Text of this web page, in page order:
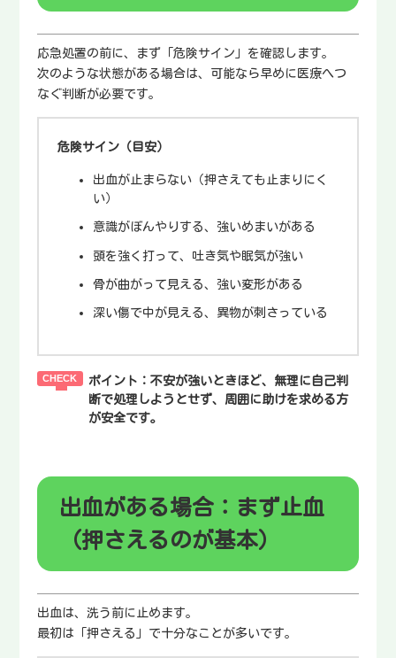
応急処置の前に、まず「危険サイン」を確認します。
次のような状態がある場合は、可能なら早めに医療へつ
なぐ判断が必要です。
危険サイン（目安）
出血が止まらない（押さえても止まりにく
い）
意識がぼんやりする、強いめまいがある
頭を強く打って、吐き気や眠気が強い
骨が曲がって見える、強い変形がある
深い傷で中が見える、異物が刺さっている
ポイント：不安が強いときほど、無理に自己判
断で処理しようとせず、周囲に助けを求める方
が安全です。
出血がある場合：まず止血
（押さえるのが基本）
出血は、洗う前に止めます。
最初は「押さえる」で十分なことが多いです。